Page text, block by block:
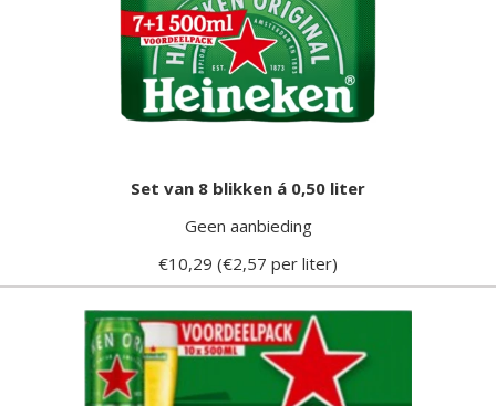
Set van 8 blikken á 0,50 liter
Geen aanbieding
€10,29 (€2,57 per liter)